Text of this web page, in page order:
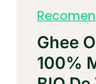
Ghee
100%